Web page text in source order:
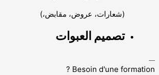
(شعارات، عروض، مقابض،)
تصميم العبوات
Besoin d'une formation ?